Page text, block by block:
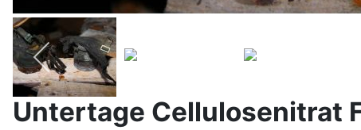
Untertage Cellulosenitrat